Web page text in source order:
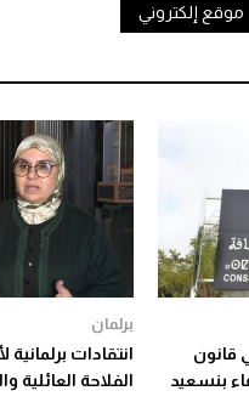
موقع إلكتروني
في قانون
بنسعيد
برلمان
انتقادات
الفلاحة العائلية